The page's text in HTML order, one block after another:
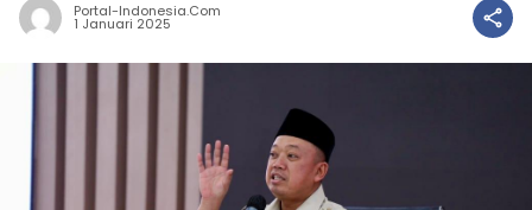
Portal-Indonesia.com
1 Januari 2025